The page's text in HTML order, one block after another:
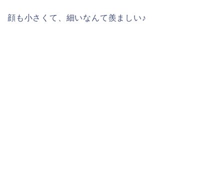
顔も小さくて、細いなんて羨ましい♪